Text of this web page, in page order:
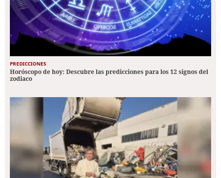
PREDICCIONES
Horóscopo de hoy: Descubre las predicciones para los 12 signos del
zodiaco